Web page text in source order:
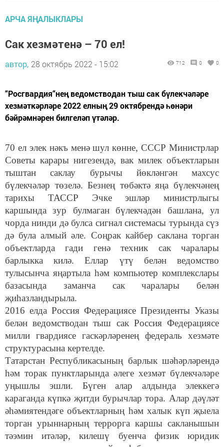
АРЧА ЯҢАЛЫКЛАРЫ
Сак хезмәтенә – 70 ел!
автор, 28 октябрь 2022 - 15:02 712 0 0
“Росгвардия“нең ведомстводан тыш сак бүлекчәләре
хезмәткәрләре 2022 елның 29 октябрендә һөнәри
бәйрәмнәрен билгеләп үтәләр.
70 ел элек нәкъ менә шул көнне, СССР Министрлар
Советы карары нигезендә, вак милек объектларын
тыштан саклау бурычы йөкләнгән махсус
бүлекчәләр төзелә. Безнең төбәктә яңа бүлекчәнең
тарихы ТАССР Эчке эшләр министрлыгы
каршында зур булмаган бүлекчәдән башлана, ул
чорда нинди дә булса сигнал системасы турында сүз
дә була алмый әле. Соңрак кайбер саклана торган
объектларда гади генә техник сак чаралары
барлыкка килә. Еллар үтү белән ведомство
тулысынча яңартыла һәм компьютер комплекслары
базасында заманча сак чаралары белән
җиһазландырыла.
2016 елда Россия Федерациясе Президенты Указы
белән ведомстводан тыш сак Россия Федерациясе
милли гвардиясе гаскәрләренең федераль хезмәте
структурасына кертелде.
Татарстан Республикасының барлык шәһәрләрендә
һәм торак пунктларында әлеге хезмәт бүлекчәләре
уңышлы эшли. Бүген алар алдында элеккегә
караганда күпкә җитди бурычлар тора. Алар дәүләт
әһәмиятендәге объектларның һәм халык күп җыела
торган урыннарның террорга каршы сакланышын
тәэмин итәләр, килешү буенча физик юридик